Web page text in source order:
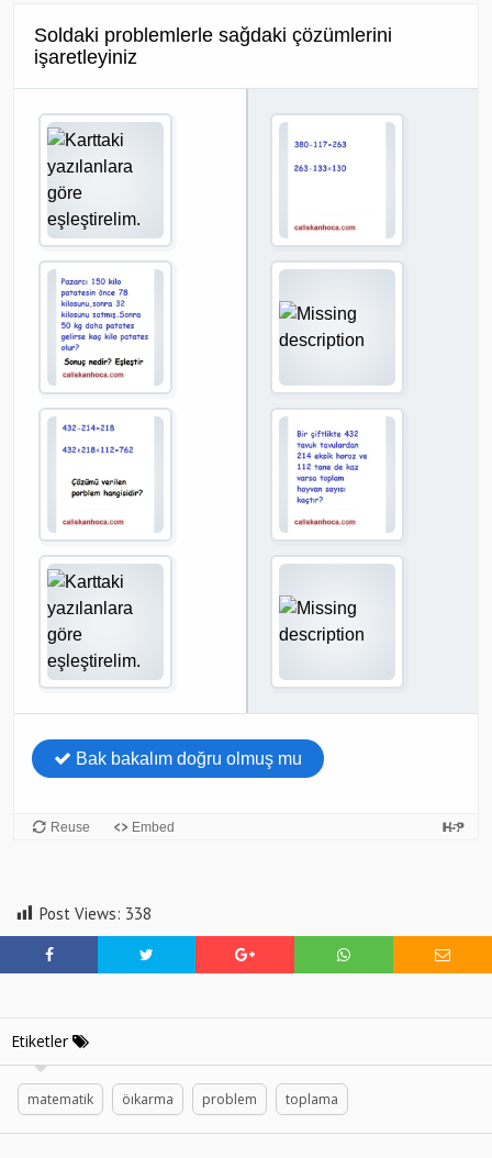
Post Views: 338
Etiketler
matematik öıkarma problem toplama